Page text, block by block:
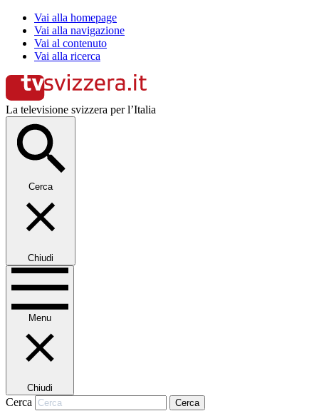
Vai alla homepage
Vai alla navigazione
Vai al contenuto
Vai alla ricerca
La televisione svizzera per l’Italia
Cerca
Chiudi
Menu
Chiudi
Cerca Cerca